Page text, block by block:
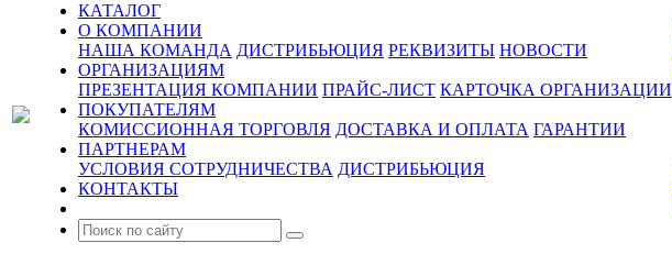
КАТАЛОГ
О КОМПАНИИ
НАША КОМАНДА ДИСТРИБЬЮЦИЯ РЕКВИЗИТЫ НОВОСТИ
ОРГАНИЗАЦИЯМ
ПРЕЗЕНТАЦИЯ КОМПАНИИ ПРАЙС-ЛИСТ КАРТОЧКА ОРГАНИЗАЦИИ
ПОКУПАТЕЛЯМ
КОМИССИОННАЯ ТОРГОВЛЯ ДОСТАВКА И ОПЛАТА ГАРАНТИИ
ПАРТНЕРАМ
УСЛОВИЯ СОТРУДНИЧЕСТВА ДИСТРИБЬЮЦИЯ
КОНТАКТЫ